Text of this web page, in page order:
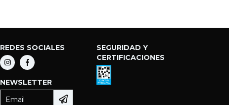
REDES SOCIALES
NEWSLETTER
SEGURIDAD Y
CERTIFICACIONES